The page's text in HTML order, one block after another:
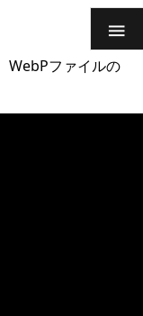
WebPファイルの
